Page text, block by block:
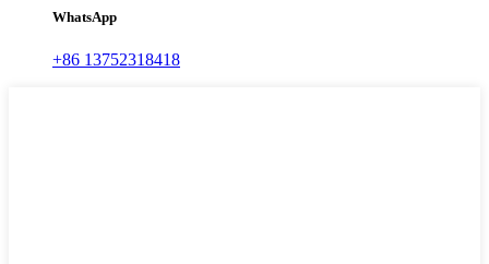
WhatsApp
+86 13752318418